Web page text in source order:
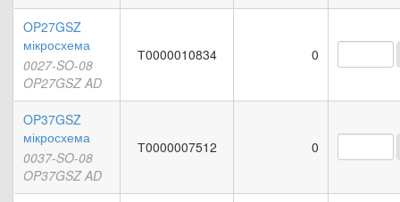
OP27GSZ
мікросхема
0027-SO-08
OP27GSZ AD
Т0000010834 0
OP37GSZ
мікросхема
0037-SO-08
OP37GSZ AD
Т0000007512 0